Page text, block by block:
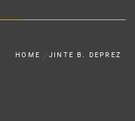
HOME JINTE B. DEPREZ